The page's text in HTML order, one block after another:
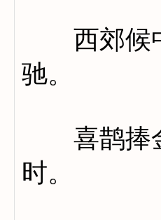
西郊候中
驰。
喜鹊捧金
时。